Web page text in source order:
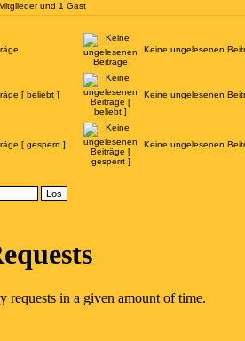
und 1 Gast
Keine ungelesenen
[ beliebt ] Keine ungelesenen
[ gesperrt ] Keine ungelesenen